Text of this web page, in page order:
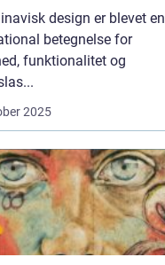
design er blevet en
betegnelse for
funktionalitet og
2025